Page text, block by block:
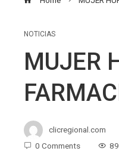
NOTICIAS
MUJER
clicregional.com
0 Comments
89